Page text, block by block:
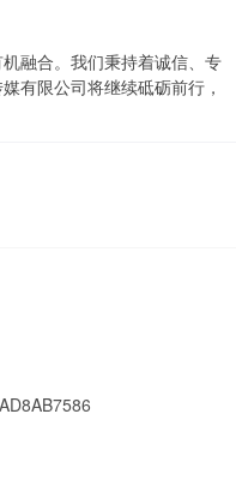
融合。我们秉持着诚信、专
有限公司将继续砥砺前行，